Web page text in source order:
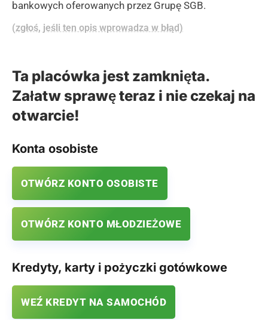
bankowych oferowanych przez Grupę SGB.
(zgłoś, jeśli ten opis wprowadza w błąd)
Ta placówka jest zamknięta.
Załatw sprawę teraz i nie czekaj na
otwarcie!
Konta osobiste
OTWÓRZ KONTO OSOBISTE
OTWÓRZ KONTO MŁODZIEŻOWE
Kredyty, karty i pożyczki gotówkowe
WEŹ KREDYT NA SAMOCHÓD